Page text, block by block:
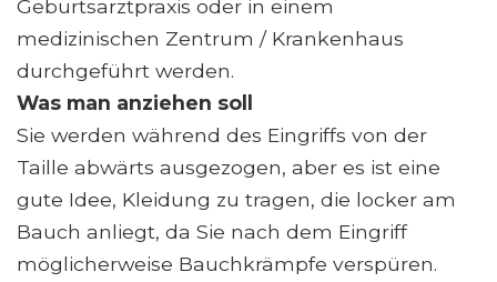
Geburtsarztpraxis oder in einem
medizinischen Zentrum / Krankenhaus
durchgeführt werden.
Was man anziehen soll
Sie werden während des Eingriffs von der
Taille abwärts ausgezogen, aber es ist eine
gute Idee, Kleidung zu tragen, die locker am
Bauch anliegt, da Sie nach dem Eingriff
möglicherweise Bauchkrämpfe verspüren.